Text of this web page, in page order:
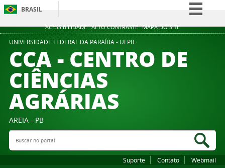
ACESSIBILIDADE ALTO CONTRASTE MAPA DO SITE
BRASIL
Simplifique!
Participe
UNIVERSIDADE FEDERAL DA PARAÍBA - UFPB
CCA - CENTRO DE
CIÊNCIAS
AGRÁRIAS
AREIA - PB
Buscar no portal
Suporte Contato Webmail